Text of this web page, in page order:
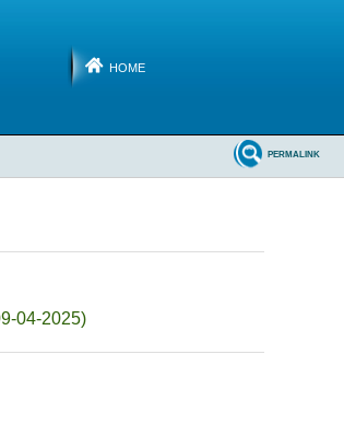
HOME
PERMALINK
04-2025)